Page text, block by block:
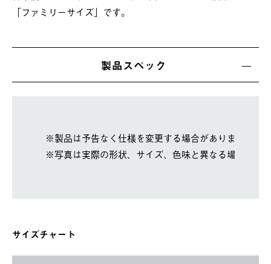
「ファミリーサイズ」です。
製品スペック
※製品は予告なく仕様を変更する場合があります。
※写真は実際の形状、サイズ、色味と異なる場合があ
サイズチャート